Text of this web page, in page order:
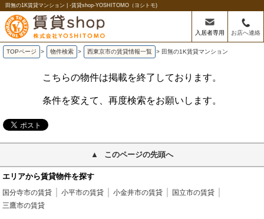
田無の1K賃貸マンション | -賃貸shop-YOSHITOMO（ヨシトモ)
入居者専用 お店へ連絡
TOPページ > 物件検索 > 西東京市の賃貸情報一覧 > 田無の1K賃貸マンション
こちらの物件は掲載を終了しております。
条件を変えて、再度検索をお願いします。
このページの先頭へ
エリアから賃貸物件を探す
国分寺市の賃貸 小平市の賃貸 小金井市の賃貸
国立市の賃貸
三鷹市の賃貸